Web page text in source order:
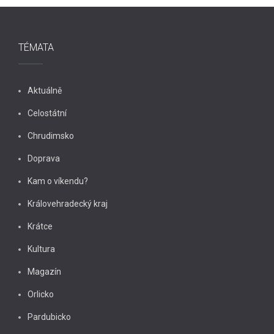
TÉMATA
Aktuálně
Celostátní
Chrudimsko
Doprava
Kam o víkendu?
Královehradecký kraj
Krátce
Kultura
Magazín
Orlicko
Pardubicko